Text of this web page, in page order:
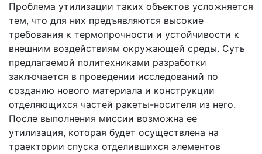
Проблема утилизации таких объектов усложняется
тем, что для них предъявляются высокие
требования к термопрочности и устойчивости к
внешним воздействиям окружающей среды. Суть
предлагаемой политехниками разработки
заключается в проведении исследований по
созданию нового материала и конструкции
отделяющихся частей ракеты-носителя из него.
После выполнения миссии возможна ее
утилизация, которая будет осуществлена на
траектории спуска отделившихся элементов